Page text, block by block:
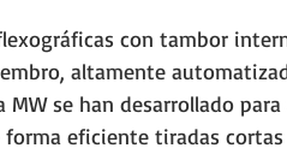
con tambor
altamente
MW se han desarrollado
eficiente tiradas cortas